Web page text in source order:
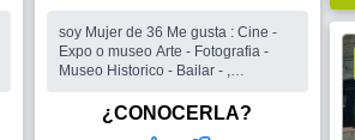
soy Mujer de 36 Me gusta : Cine -
Expo o museo Arte - Fotografia -
Museo Historico - Bailar - ,
¿CONOCERLA?